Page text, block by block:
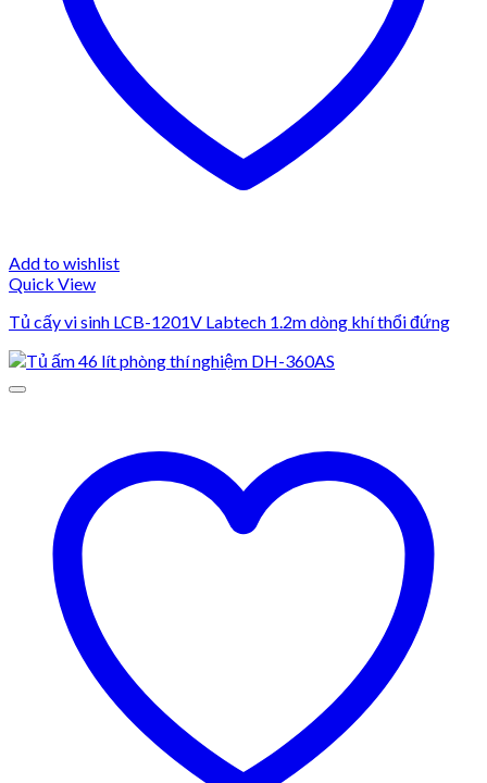
Add to wishlist
Quick View
Tủ cấy vi sinh LCB-1201V Labtech 1.2m dòng khí thổi đứng